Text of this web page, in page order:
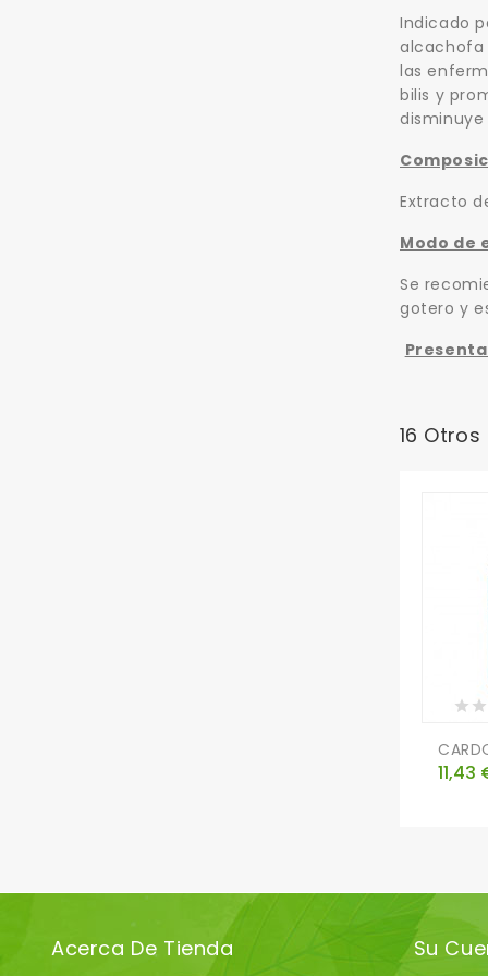
Indicado
alcachofa
las
bilis y
Extracto
Modo de
Se
gotero y
16
11,43
Acerca De Tienda Su